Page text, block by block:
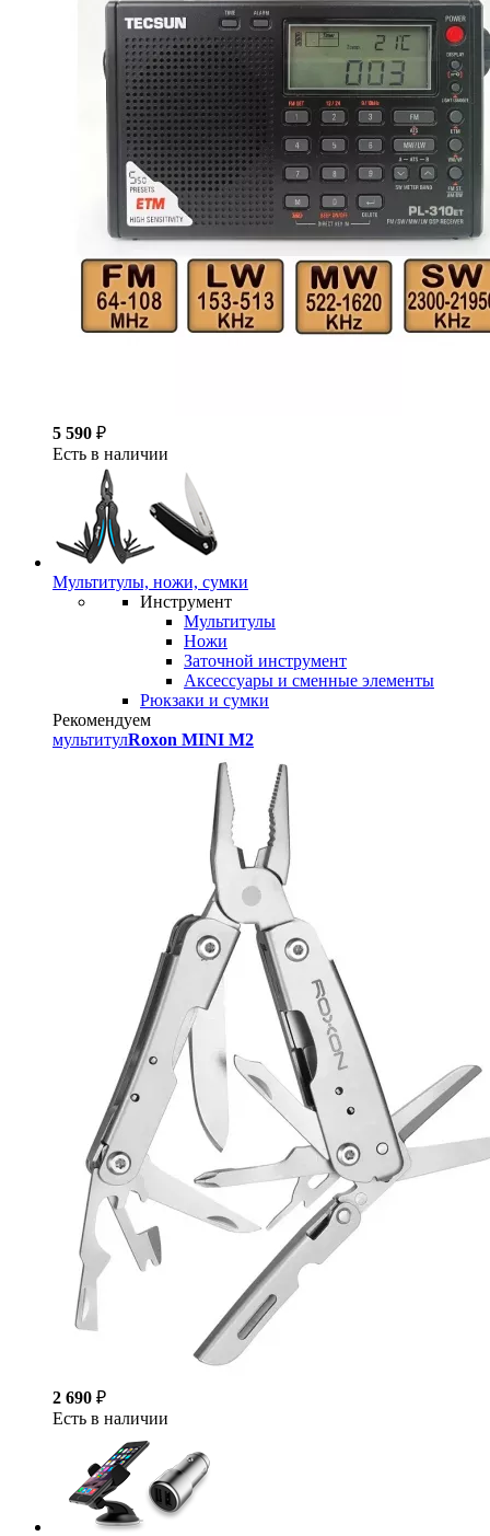
5 590 ₽
Есть в наличии
Мультитулы, ножи, сумки
Инструмент
Мультитулы
Ножи
Заточной инструмент
Аксессуары и сменные элементы
Рюкзаки и сумки
Рекомендуем
мультитулRoxon MINI M2
2 690 ₽
Есть в наличии